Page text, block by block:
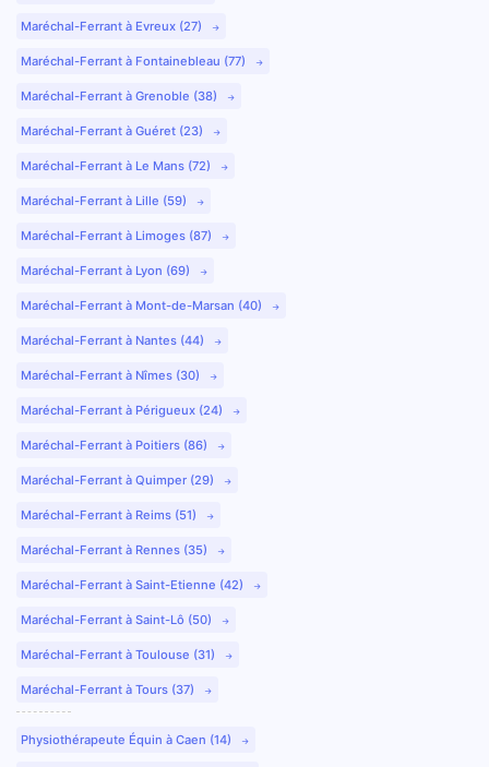
Maréchal-Ferrant à Evreux (27)
Maréchal-Ferrant à Fontainebleau (77)
Maréchal-Ferrant à Grenoble (38)
Maréchal-Ferrant à Guéret (23)
Maréchal-Ferrant à Le Mans (72)
Maréchal-Ferrant à Lille (59)
Maréchal-Ferrant à Limoges (87)
Maréchal-Ferrant à Lyon (69)
Maréchal-Ferrant à Mont-de-Marsan (40)
Maréchal-Ferrant à Nantes (44)
Maréchal-Ferrant à Nîmes (30)
Maréchal-Ferrant à Périgueux (24)
Maréchal-Ferrant à Poitiers (86)
Maréchal-Ferrant à Quimper (29)
Maréchal-Ferrant à Reims (51)
Maréchal-Ferrant à Rennes (35)
Maréchal-Ferrant à Saint-Etienne (42)
Maréchal-Ferrant à Saint-Lô (50)
Maréchal-Ferrant à Toulouse (31)
Maréchal-Ferrant à Tours (37)
Physiothérapeute Équin à Caen (14)